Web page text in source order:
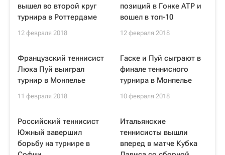
вышел во второй круг
турнира в Роттердаме
12 февраля 2018
позиций в Гонке ATP и
вошел в топ-10
12 февраля 2018
Французский теннисист
Люка Пуй выиграл
турнир в Монпелье
11 февраля 2018
Гаске и Пуй сыграют в
финале теннисного
турнира в Монпелье
10 февраля 2018
Российский теннисист
Южный завершил
борьбу на турнире в
Итальянские
теннисисты вышли
вперед в матче Кубка